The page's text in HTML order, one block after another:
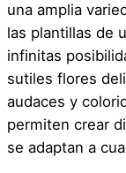
una amplia
las plantillas de
infinitas
sutiles flores
audaces y
permiten crear
se adaptan a